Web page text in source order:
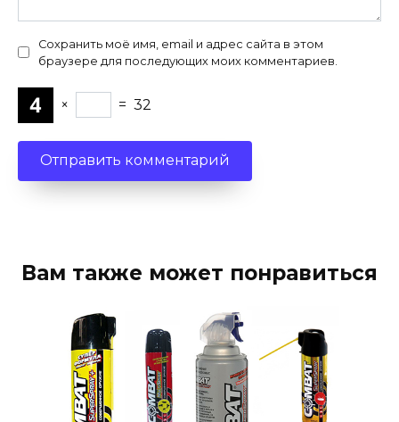
Сохранить моё имя, email и адрес сайта в этом
браузере для последующих моих комментариев.
× = 32
Вам также может понравиться